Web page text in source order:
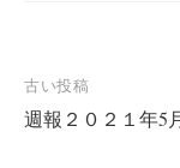
投
稿
古い投稿
週報２０２１年5